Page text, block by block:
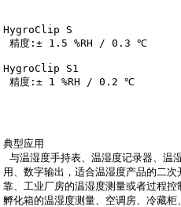
HygroClip S
精度:± 1.5 %RH / 0.3 ℃
HygroClip S1
精度:± 1 %RH / 0.2 ℃
典型应用
与温湿度手持表、温湿度记录器、温湿度变送器、温湿度巡检仪等产品使
用、数字输出，适合温湿度产品的二
靠、工业厂房的温湿度测量或者过程控
孵化箱的温湿度测量、空调房、冷藏